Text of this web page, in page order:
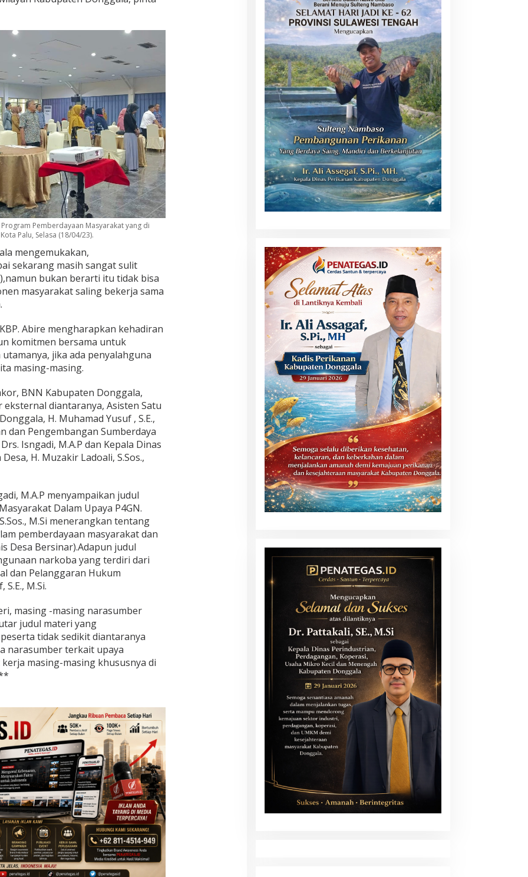
Pemberdayaan Masyarakat yang di
Palu, Selasa (18/04/23).
mengemukakan,
sekarang masih sangat sulit
bukan berarti itu tidak bisa
masyarakat saling bekerja sama
Abire mengharapkan kehadiran
komitmen bersama untuk
jika ada penyalahguna
masing-masing.
BNN Kabupaten Donggala,
diantaranya, Asisten Satu
H. Muhamad Yusuf , S.E.,
dan Pengembangan Sumberdaya
Isngadi, M.A.P dan Kepala Dinas
H. Muzakir Ladoali, S.Sos.,
M.A.P menyampaikan judul
Dalam Upaya P4GN.
M.Si menerangkan tentang
pemberdayaan masyarakat dan
Desa Bersinar).Adapun judul
narkoba yang terdiri dari
dan Pelanggaran Hukum
M.Si.
masing -masing narasumber
judul materi yang
tidak sedikit diantaranya
narasumber terkait upaya
masing-masing khususnya di